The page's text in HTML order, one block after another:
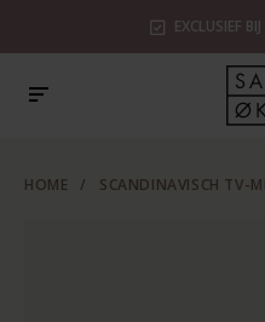
EXCLUSIEF
HOME / SCANDINAVISCH TV-